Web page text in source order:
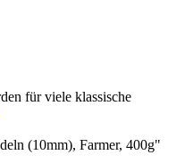
für viele klassische
(10mm), Farmer, 400g"